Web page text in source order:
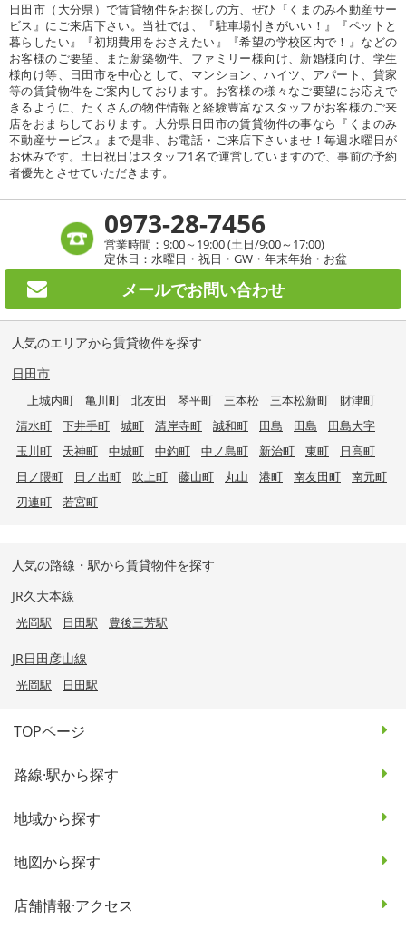
日田市（大分県）で賃貸物件をお探しの方、ぜひ『くまのみ不動産サー
ビス』にご来店下さい。当社では、『駐車場付きがいい！』『ペットと
暮らしたい』『初期費用をおさえたい』『希望の学校区内で！』などの
お客様のご要望、また新築物件、ファミリー様向け、新婚様向け、学生
様向け等、日田市を中心として、マンション、ハイツ、アパート、貸家
等の賃貸物件をご案内しております。お客様の様々なご要望にお応えで
きるように、たくさんの物件情報と経験豊富なスタッフがお客様のご来
店をおまちしております。大分県日田市の賃貸物件の事なら『くまのみ
不動産サービス』まで是非、お電話・ご来店下さいませ！毎週水曜日が
お休みです。土日祝日はスタッフ1名で運営していますので、事前の予約
者優先とさせていただきます。
0973-28-7456
営業時間：9:00～19:00 (土日/9:00～17:00)
定休日：水曜日・祝日・GW・年末年始・お盆
メールでお問い合わせ
人気のエリアから賃貸物件を探す
日田市
上城内町 亀川町 北友田 琴平町 三本松 三本松新町
財津町
清水町
下井手町 城町 清岸寺町 誠和町 田島 田島
田島大字
玉川町
天神町 中城町 中釣町 中ノ島町 新治町 東町
日高町
日ノ隈町
日ノ出町 吹上町 藤山町 丸山 港町 南友田町
南元町
刃連町
若宮町
人気の路線・駅から賃貸物件を探す
JR久大本線
光岡駅 日田駅 豊後三芳駅
JR日田彦山線
光岡駅 日田駅
TOPページ
路線·駅から探す
地域から探す
地図から探す
店舗情報·アクセス